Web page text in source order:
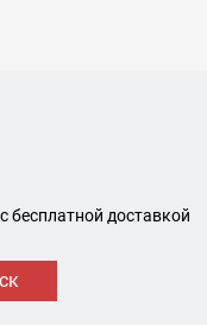
бесплатной доставкой